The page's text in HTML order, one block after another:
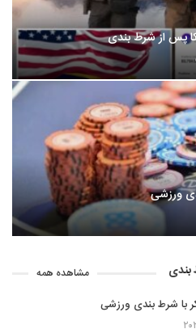
پس از شرط بندی
ورزشی
بندی مشاهده همه
با شرط بندی ورزشی